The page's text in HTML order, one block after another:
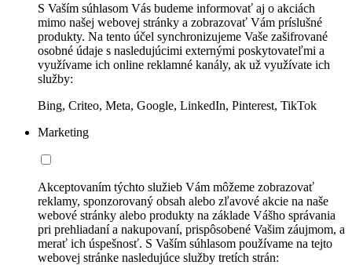
S Vaším súhlasom Vás budeme informovať aj o akciách
mimo našej webovej stránky a zobrazovať Vám príslušné
produkty. Na tento účel synchronizujeme Vaše zašifrované
osobné údaje s nasledujúcimi externými poskytovateľmi a
využívame ich online reklamné kanály, ak už využívate ich
služby:
Bing, Criteo, Meta, Google, LinkedIn, Pinterest, TikTok
Marketing
Akceptovaním týchto služieb Vám môžeme zobrazovať
reklamy, sponzorovaný obsah alebo zľavové akcie na naše
webové stránky alebo produkty na základe Vášho správania
pri prehliadaní a nakupovaní, prispôsobené Vašim záujmom, a
merať ich úspešnosť. S Vaším súhlasom používame na tejto
webovej stránke nasledujúce služby tretích strán: